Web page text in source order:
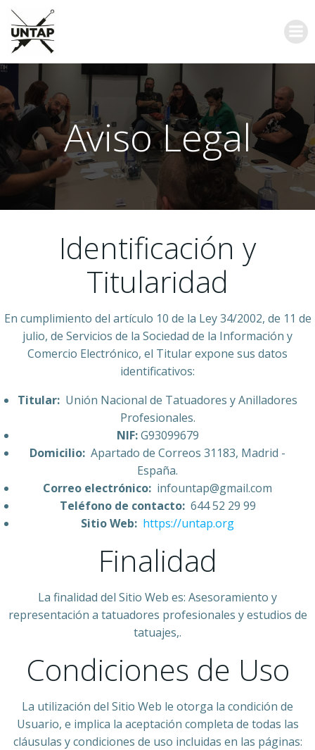
Aviso Legal
Identificación y
Titularidad
En cumplimiento del artículo 10 de la Ley 34/2002, de 11 de
julio, de Servicios de la Sociedad de la Información y
Comercio Electrónico, el Titular expone sus datos
identificativos:
Titular: Unión Nacional de Tatuadores y Anilladores
Profesionales.
NIF:G93099679
Domicilio: Apartado de Correos 31183, Madrid -
España.
Correo electrónico: infountap@gmail.com
Teléfono de contacto:644 52 29 99
Sitio Web: https://untap.org
Finalidad
La finalidad del Sitio Web es: Asesoramiento y
representación a tatuadores profesionales y estudios de
tatuajes,.
Condiciones de Uso
La utilización del Sitio Web le otorga la condición de
Usuario, e implica la aceptación completa de todas las
cláusulas y condiciones de uso incluidas en las páginas: